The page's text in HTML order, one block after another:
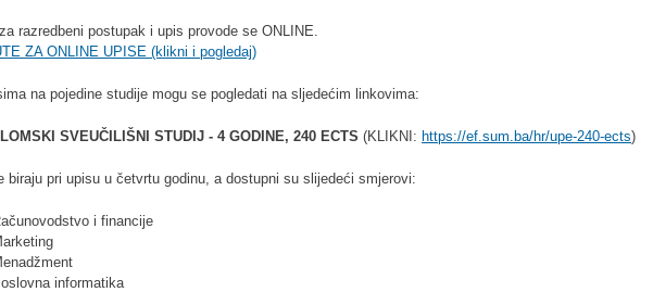
razredbeni postupak i upis provode se ONLINE.
ZA ONLINE UPISE (klikni i pogledaj)
na pojedine studije mogu se pogledati na sljedećim linkovima:
SVEUČILIŠNI STUDIJ - 4 GODINE, 240 ECTS (KLIKNI: https://ef.sum.ba/hr/upe-240-ects)
biraju pri upisu u četvrtu godinu, a dostupni su slijedeći smjerovi:
i financije
informatika